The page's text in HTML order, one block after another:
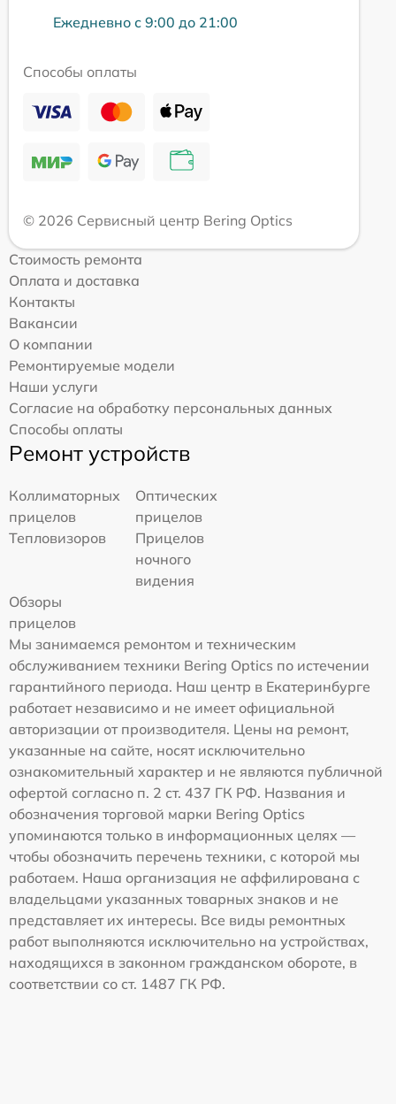
Ежедневно с 9:00 до 21:00
Способы оплаты
© 2026 Сервисный центр Bering Optics
Стоимость ремонта
Оплата и доставка
Контакты
Вакансии
О компании
Ремонтируемые модели
Наши услуги
Согласие на обработку персональных данных
Способы оплаты
Ремонт устройств
Коллиматорных
прицелов
Оптических
прицелов
Тепловизоров
Прицелов
ночного
видения
Обзоры
прицелов
Мы занимаемся ремонтом и техническим
обслуживанием техники Bering Optics по истечении
гарантийного периода. Наш центр в Екатеринбурге
работает независимо и не имеет официальной
авторизации от производителя. Цены на ремонт,
указанные на сайте, носят исключительно
ознакомительный характер и не являются публичной
офертой согласно п. 2 ст. 437 ГК РФ. Названия и
обозначения торговой марки Bering Optics
упоминаются только в информационных целях —
чтобы обозначить перечень техники, с которой мы
работаем. Наша организация не аффилирована с
владельцами указанных товарных знаков и не
представляет их интересы. Все виды ремонтных
работ выполняются исключительно на устройствах,
находящихся в законном гражданском обороте, в
соответствии со ст. 1487 ГК РФ.